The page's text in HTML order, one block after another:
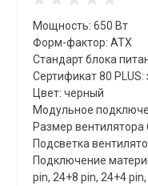
Мощность: 650 Вт
Форм-фактор: ATX
Стандарт блока
Сертификат 80 PLUS:
Цвет: черный
Модульное
Размер
Подсветка
Подключение
pin, 24+8 pin, 24+4